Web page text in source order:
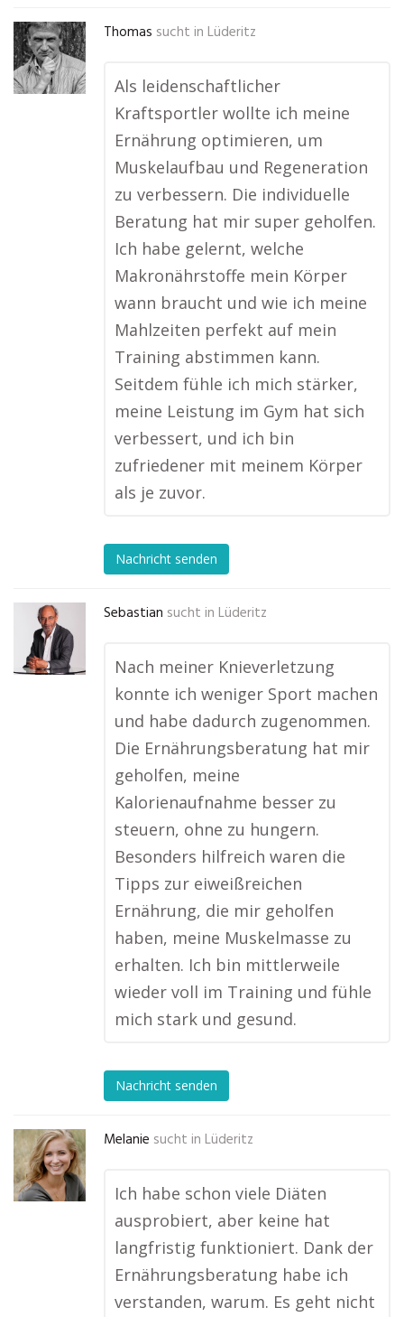
Thomas sucht in Lüderitz
Als leidenschaftlicher
Kraftsportler wollte ich meine
Ernährung optimieren, um
Muskelaufbau und Regeneration
zu verbessern. Die individuelle
Beratung hat mir super geholfen.
Ich habe gelernt, welche
Makronährstoffe mein Körper
wann braucht und wie ich meine
Mahlzeiten perfekt auf mein
Training abstimmen kann.
Seitdem fühle ich mich stärker,
meine Leistung im Gym hat sich
verbessert, und ich bin
zufriedener mit meinem Körper
als je zuvor.
Nachricht senden
Sebastian sucht in Lüderitz
Nach meiner Knieverletzung
konnte ich weniger Sport machen
und habe dadurch zugenommen.
Die Ernährungsberatung hat mir
geholfen, meine
Kalorienaufnahme besser zu
steuern, ohne zu hungern.
Besonders hilfreich waren die
Tipps zur eiweißreichen
Ernährung, die mir geholfen
haben, meine Muskelmasse zu
erhalten. Ich bin mittlerweile
wieder voll im Training und fühle
mich stark und gesund.
Nachricht senden
Melanie sucht in Lüderitz
Ich habe schon viele Diäten
ausprobiert, aber keine hat
langfristig funktioniert. Dank der
Ernährungsberatung habe ich
verstanden, warum. Es geht nicht